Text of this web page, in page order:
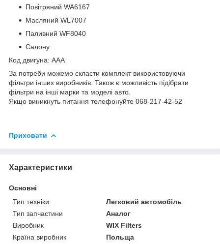
Повітряний WA6167
Масляний WL7007
Паливний WF8040
Салону
Код двигуна: AAA
За потреби можемо скласти комплект використовуючи
фільтри інших виробників. Також є можливість підібрати
фільтри на інші марки та моделі авто.
Якщо виникнуть питання телефонуйте 068-217-42-52
Приховати
Характеристики
Основні
Тип техніки
Легковий автомобіль
Тип запчастини
Аналог
Виробник
WIX Filters
Країна виробник
Польща